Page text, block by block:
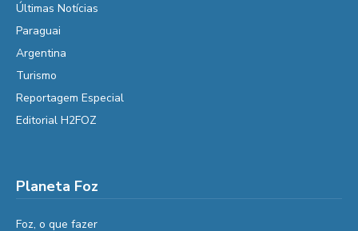
Últimas Notícias
Paraguai
Argentina
Turismo
Reportagem Especial
Editorial H2FOZ
Planeta Foz
Foz, o que fazer